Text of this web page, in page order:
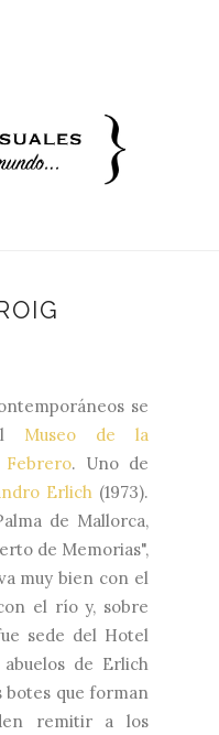
se
Museo de la
. Uno de
Erlich (1973).
de Mallorca,
de Memorias",
muy bien con el
el río y, sobre
sede del Hotel
de Erlich
botes que forman
remitir a los